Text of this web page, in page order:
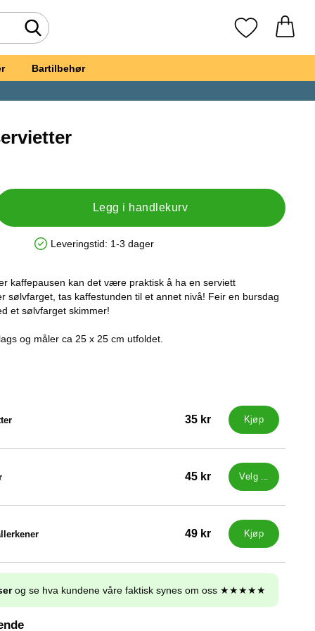
Søk Mine favoritter
Bartilbehør
Legg i handlekurv
Produkttilgjengelighet: På lager
Leveringstid: 1-3 dager
kaffepausen kan det være praktisk å ha en serviett
sølvfarget, tas kaffestunden til et annet nivå! Feir en bursdag
et sølvfarget skimmer!
og måler ca 25 x 25 cm utfoldet.
35 kr Kjøp
45 kr Velg ...
49 kr Kjøp
og se hva kundene våre faktisk synes om oss ★★★★★